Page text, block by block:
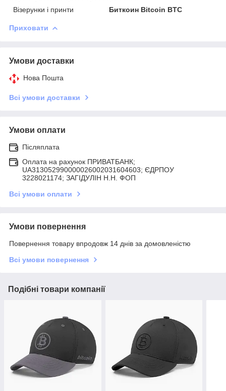
Візерунки і принти
Биткоин Bitcoin BTC
Приховати
Умови доставки
Нова Пошта
Всі умови доставки
Умови оплати
Післяплата
Оплата на рахунок ПРИВАТБАНК;
UA313052990000026002031604603; ЄДРПОУ
3228021174; ЗАГIДУЛIН Н.Н. ФОП
Всі умови оплати
Умови повернення
Повернення товару впродовж 14 днів за домовленістю
Всі умови повернення
Подібні товари компанії